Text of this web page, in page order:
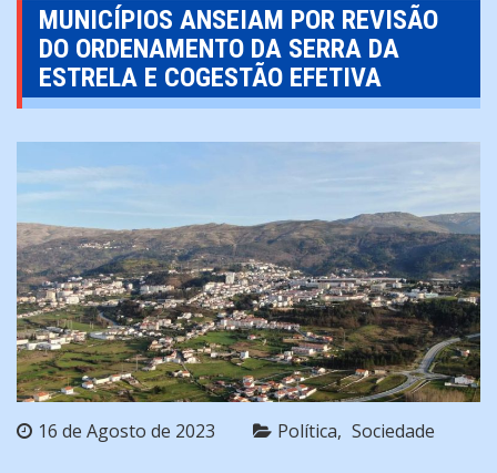
MUNICÍPIOS ANSEIAM POR REVISÃO
DO ORDENAMENTO DA SERRA DA
ESTRELA E COGESTÃO EFETIVA
16 de Agosto de 2023 Política Sociedade